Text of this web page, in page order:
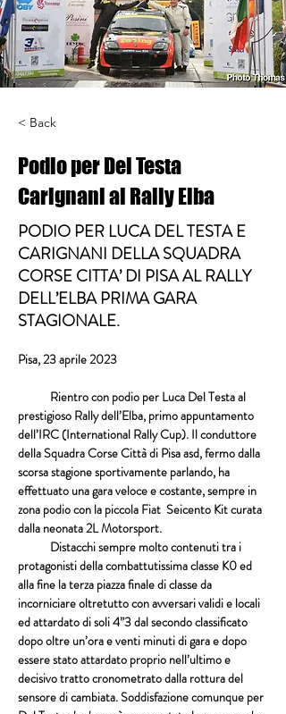
< Back
Podio per Del Testa
Carignani al Rally Elba
PODIO PER LUCA DEL TESTA E
CARIGNANI DELLA SQUADRA
CORSE CITTA’ DI PISA AL RALLY
DELL’ELBA PRIMA GARA
STAGIONALE.
Pisa, 23 aprile 2023
Rientro con podio per Luca Del Testa al
prestigioso Rally dell’Elba, primo appuntamento
dell’IRC (International Rally Cup). Il conduttore
della Squadra Corse Città di Pisa asd, fermo dalla
scorsa stagione sportivamente parlando, ha
effettuato una gara veloce e costante, sempre in
zona podio con la piccola Fiat  Seicento Kit curata
dalla neonata 2L Motorsport.
Distacchi sempre molto contenuti tra i
protagonisti della combattutissima classe K0 ed
alla fine la terza piazza finale di classe da
incorniciare oltretutto con avversari validi e locali
ed attardato di soli 4”3 dal secondo classificato
dopo oltre un’ora e venti minuti di gara e dopo
essere stato attardato proprio nell’ultimo e
decisivo tratto cronometrato dalla rottura del
sensore di cambiata. Soddisfazione comunque per